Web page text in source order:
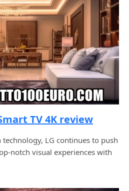
TV 4K review
LG continues to push
notch visual experiences with